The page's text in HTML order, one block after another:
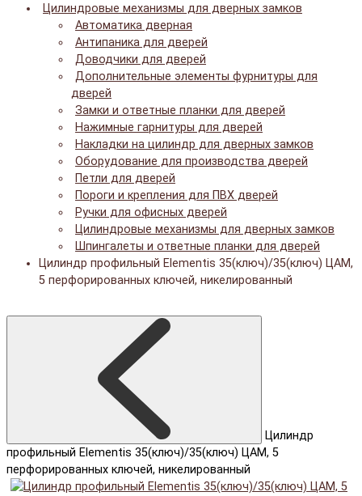
Цилиндровые механизмы для дверных замков
Автоматика дверная
Антипаника для дверей
Доводчики для дверей
Дополнительные элементы фурнитуры для
дверей
Замки и ответные планки для дверей
Нажимные гарнитуры для дверей
Накладки на цилиндр для дверных замков
Оборудование для производства дверей
Петли для дверей
Пороги и крепления для ПВХ дверей
Ручки для офисных дверей
Цилиндровые механизмы для дверных замков
Шпингалеты и ответные планки для дверей
Цилиндр профильный Elementis 35(ключ)/35(ключ) ЦАМ,
5 перфорированных ключей, никелированный
Цилиндр
профильный Elementis 35(ключ)/35(ключ) ЦАМ, 5
перфорированных ключей, никелированный